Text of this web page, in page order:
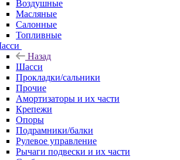
Воздушные
Масляные
Салонные
Топливные
Назад
Шасси
Прокладки/сальники
Прочие
Амортизаторы и их части
Крепежи
Опоры
Подрамники/балки
Рулевое управление
Рычаги подвески и их части